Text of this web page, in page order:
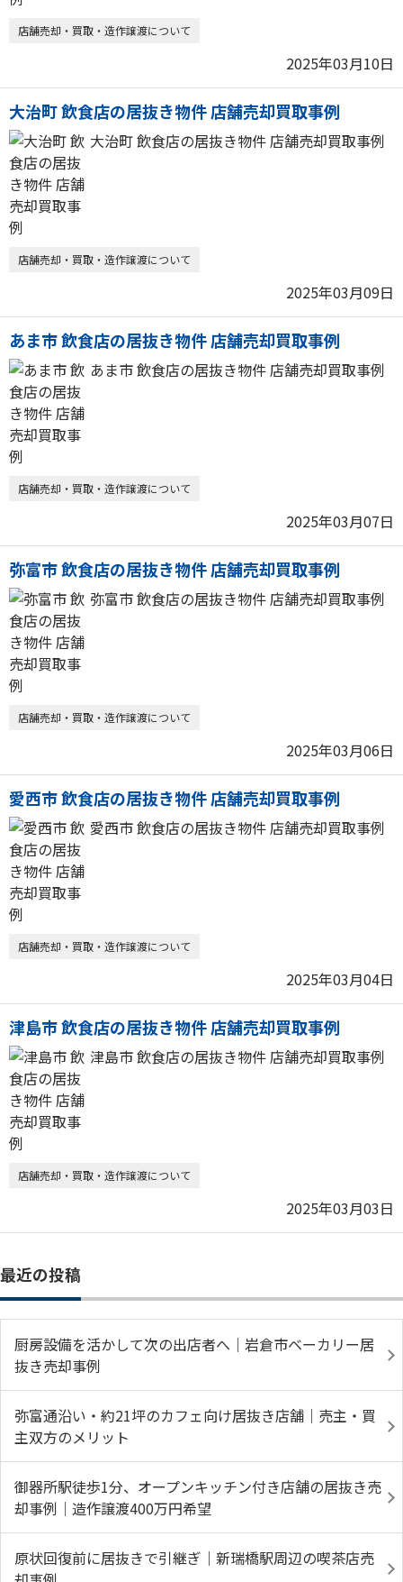
店舗売却・買取・造作譲渡について
2025年03月10日
大治町 飲食店の居抜き物件 店舗売却買取事例
大治町 飲食店の居抜き物件 店舗売却買取事例
店舗売却・買取・造作譲渡について
2025年03月09日
あま市 飲食店の居抜き物件 店舗売却買取事例
あま市 飲食店の居抜き物件 店舗売却買取事例
店舗売却・買取・造作譲渡について
2025年03月07日
弥富市 飲食店の居抜き物件 店舗売却買取事例
弥富市 飲食店の居抜き物件 店舗売却買取事例
店舗売却・買取・造作譲渡について
2025年03月06日
愛西市 飲食店の居抜き物件 店舗売却買取事例
愛西市 飲食店の居抜き物件 店舗売却買取事例
店舗売却・買取・造作譲渡について
2025年03月04日
津島市 飲食店の居抜き物件 店舗売却買取事例
津島市 飲食店の居抜き物件 店舗売却買取事例
店舗売却・買取・造作譲渡について
2025年03月03日
最近の投稿
厨房設備を活かして次の出店者へ｜岩倉市ベーカリー居
抜き売却事例
弥富通沿い・約21坪のカフェ向け居抜き店舗｜売主・買
主双方のメリット
御器所駅徒歩1分、オープンキッチン付き店舗の居抜き売
却事例｜造作譲渡400万円希望
原状回復前に居抜きで引継ぎ｜新瑞橋駅周辺の喫茶店売